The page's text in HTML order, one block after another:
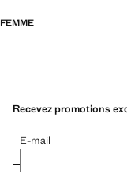
FEMME
Recevez promotions
E-mail